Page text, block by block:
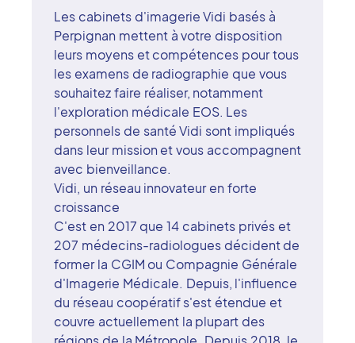
Les cabinets d'imagerie Vidi basés à
Perpignan mettent à votre disposition
leurs moyens et compétences pour tous
les examens de radiographie que vous
souhaitez faire réaliser, notamment
l'exploration médicale EOS. Les
personnels de santé Vidi sont impliqués
dans leur mission et vous accompagnent
avec bienveillance.
Vidi, un réseau innovateur en forte
croissance
C'est en 2017 que 14 cabinets privés et
207 médecins-radiologues décident de
former la CGIM ou Compagnie Générale
d'Imagerie Médicale. Depuis, l'influence
du réseau coopératif s'est étendue et
couvre actuellement la plupart des